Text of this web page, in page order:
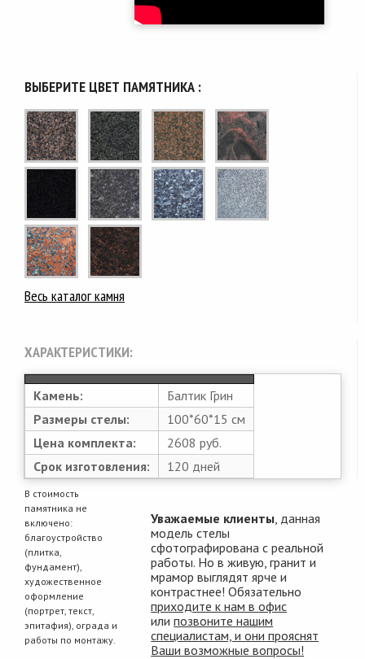
ВЫБЕРИТЕ ЦВЕТ ПАМЯТНИКА :
Весь каталог камня
ХАРАКТЕРИСТИКИ:
Камень:
Балтик Грин
Размеры стелы:
100*60*15 см
Цена комплекта:
2608 руб.
Срок изготовления:
120 дней
В стоимость
памятника не
включено:
благоустройство
(плитка,
фундамент),
художественное
оформление
(портрет, текст,
эпитафия), ограда и
работы по монтажу.
Уважаемые клиенты , данная
модель стелы
сфотографирована с реальной
работы. Но в живую, гранит и
мрамор выглядят ярче и
контрастнее! Обязательно
приходите к нам в офис
илипозвоните нашим
специалистам, и они прояснят
Ваши возможные вопросы!